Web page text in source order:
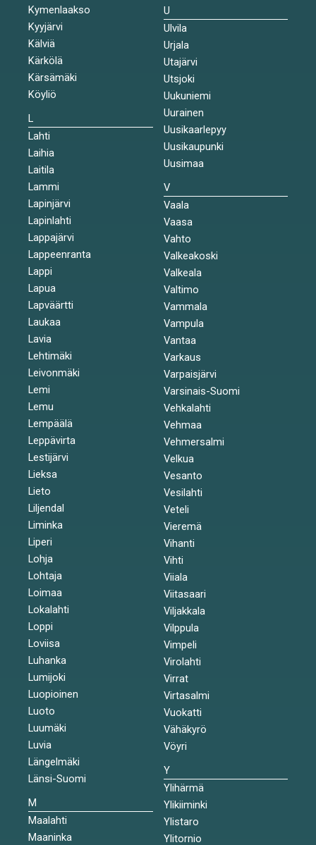
Kymenlaakso
Kyyjärvi
Kälviä
Kärkölä
Kärsämäki
Köyliö
L
Lahti
Laihia
Laitila
Lammi
Lapinjärvi
Lapinlahti
Lappajärvi
Lappeenranta
Lappi
Lapua
Lapväärtti
Laukaa
Lavia
Lehtimäki
Leivonmäki
Lemi
Lemu
Lempäälä
Leppävirta
Lestijärvi
Lieksa
Lieto
Liljendal
Liminka
Liperi
Lohja
Lohtaja
Loimaa
Lokalahti
Loppi
Loviisa
Luhanka
Lumijoki
Luopioinen
Luoto
Luumäki
Luvia
Längelmäki
Länsi-Suomi
M
Maalahti
Maaninka
U
Ulvila
Urjala
Utajärvi
Utsjoki
Uukuniemi
Uurainen
Uusikaarlepyy
Uusikaupunki
Uusimaa
V
Vaala
Vaasa
Vahto
Valkeakoski
Valkeala
Valtimo
Vammala
Vampula
Vantaa
Varkaus
Varpaisjärvi
Varsinais-Suomi
Vehkalahti
Vehmaa
Vehmersalmi
Velkua
Vesanto
Vesilahti
Veteli
Vieremä
Vihanti
Vihti
Viiala
Viitasaari
Viljakkala
Vilppula
Vimpeli
Virolahti
Virrat
Virtasalmi
Vuokatti
Vähäkyrö
Vöyri
Y
Ylihärmä
Ylikiiminki
Ylistaro
Ylitornio